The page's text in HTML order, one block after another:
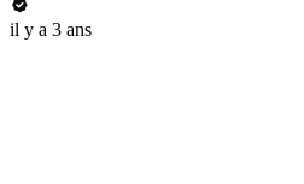
il y a 3 ans